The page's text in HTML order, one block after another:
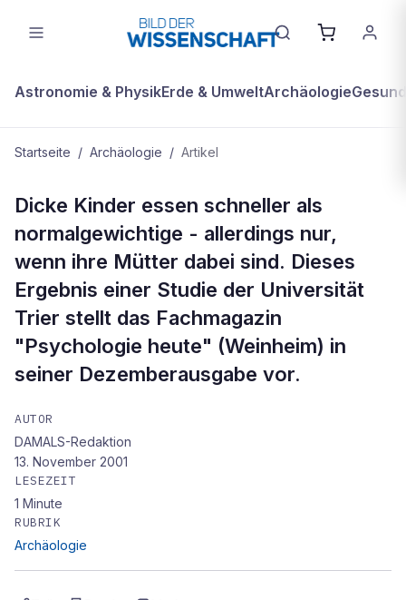
Astronomie & PhysikErde & UmweltArchäologie
Startseite / Archäologie / Artikel
Dicke Kinder essen schneller - wenn
ihre Mütter anwesend sind
Dicke Kinder essen schneller als
normalgewichtige - allerdings nur,
wenn ihre Mütter dabei sind. Dieses
Ergebnis einer Studie der Universität
Trier stellt das Fachmagazin
"Psychologie heute" (Weinheim) in
seiner Dezemberausgabe vor.
AUTOR
DAMALS-Redaktion
13. November 2001
LESEZEIT
1 Minute
RUBRIK
Archäologie